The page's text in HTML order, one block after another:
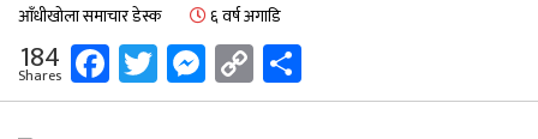
आँधीखोला समाचार डेस्क ६ वर्ष अगाडि
184
Shares Facebook
Twitter
Messenger
Copy
Link